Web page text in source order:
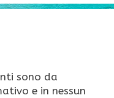
sono da
e in nessun